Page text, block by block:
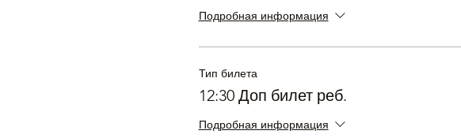
Подробная информация
Тип билета
12:30 Доп билет реб.
Подробная информация